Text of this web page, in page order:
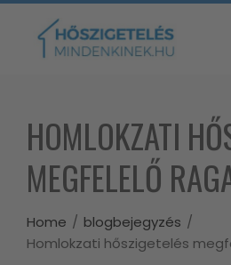
Skip
content
HOMLOKZATI
MEGFELELŐ
Home
blogbejegyzés
Homlokzati hőszigetelés